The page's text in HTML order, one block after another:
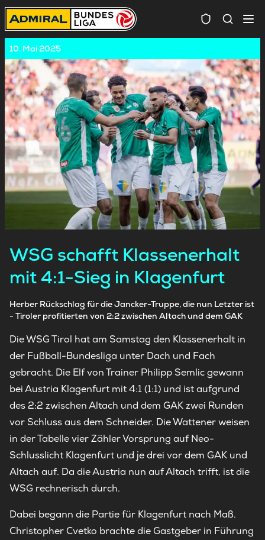
10. Mai 2025
WSG schafft Klassenerhalt
mit 4:1-Sieg in Klagenfurt
Herber Rückschlag für die Jancker-Truppe, die nun Letzter ist
- Tiroler profitierten von 2:2 zwischen Altach und dem GAK
Die WSG Tirol hat am Samstag den Klassenerhalt in
der Fußball-Bundesliga unter Dach und Fach
gebracht. Die Elf von Trainer Philipp Semlic gewann
bei Austria Klagenfurt mit 4:1 (1:1) und ist aufgrund
des 2:2 zwischen Altach und dem GAK zwei Runden
vor Schluss aus dem Schneider. Die Wattener weisen
in der Tabelle vier Zähler Vorsprung auf Neo-
Schlusslicht Klagenfurt und je drei vor dem GAK und
Altach auf. Da die Austria nun auf Altach trifft, ist die
WSG rechnerisch durch.
Dabei begann die Partie für Klagenfurt nach Maß.
Christopher Cvetko brachte die Gastgeber in Führung